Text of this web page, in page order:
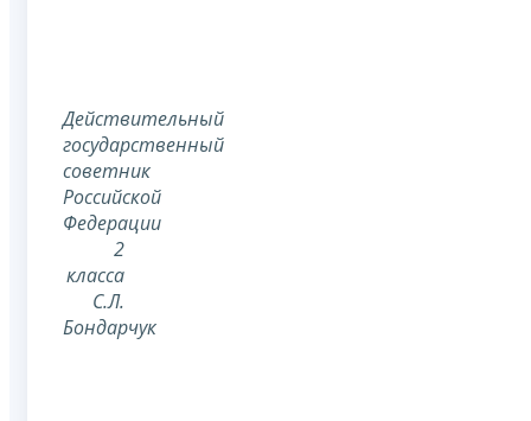
Действительный
государственный
советник
Российской
Федерации
2
класса
С.Л.
Бондарчук